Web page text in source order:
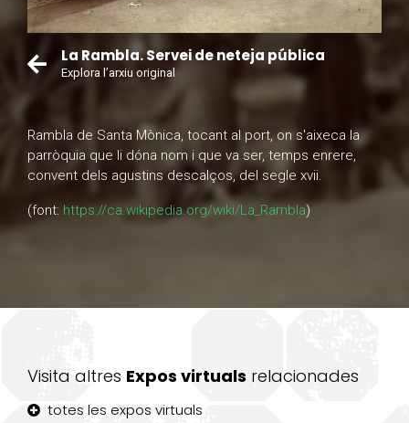
Rambla de Santa Mònica, tocant al port, on s'aixeca la
parròquia que li dóna nom i que va ser, temps enrere,
convent dels agustins descalços, del segle xvii.
(font: https://ca.wikipedia.org/wiki/La_Rambla)
La Rambla. Servei de neteja pública
Explora l’arxiu original
Visita altres Expos virtuals relacionades
totes les expos virtuals